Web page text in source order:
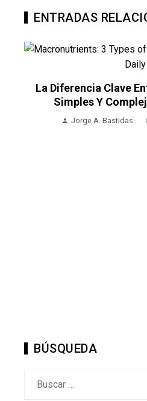
ENTRADAS
La Diferencia Clave
Simples Y
Jorge A. Bastidas
BÚSQUEDA